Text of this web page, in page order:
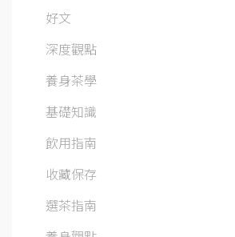
好文
深度觀點
養身茶學
基礎知識
飲用指南
收藏保存
選茶指南